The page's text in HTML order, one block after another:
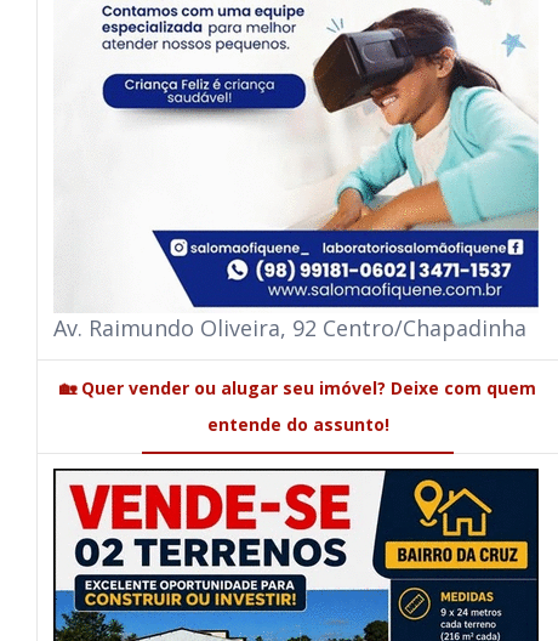
Av. Raimundo Oliveira, 92 Centro/Chapadinha
🏡 Quer vender ou alugar seu imóvel? Deixe com quem
entende do assunto!